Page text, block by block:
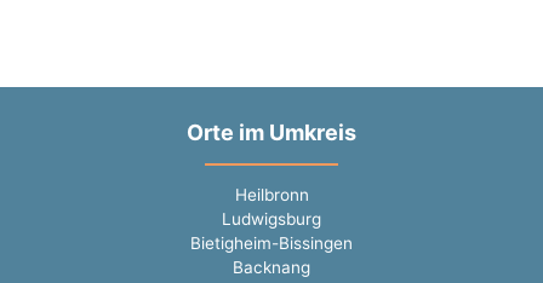
Orte im Umkreis
Heilbronn
Ludwigsburg
Bietigheim-Bissingen
Backnang